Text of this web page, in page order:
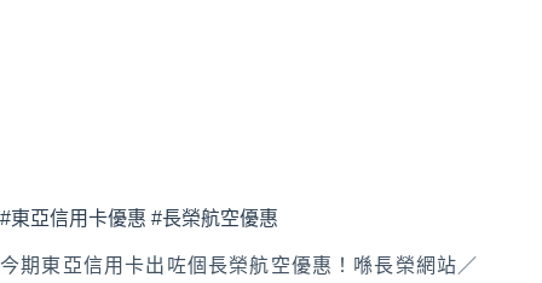
#東亞信用卡優惠 #長榮航空優惠
今期東亞信用卡出咗個長榮航空優惠！喺長榮網站／